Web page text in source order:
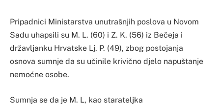
Pripadnici Ministarstva unutrašnjih poslova u Novom
Sadu uhapsili su M. L. (60) i Z. K. (56) iz Bečeja i
državljanku Hrvatske Lj. P. (49), zbog postojanja
osnova sumnje da su učinile krivično djelo napuštanje
nemoćne osobe.
Sumnja se da je M. L, kao starateljka